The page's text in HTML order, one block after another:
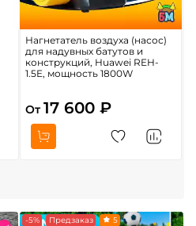
Нагнетатель воздуха (насос)
для надувных батутов и
конструкций, Huawei REH-
1.5E, мощность 1800W
От 17 600 ₽
-5% Предзаказ 5